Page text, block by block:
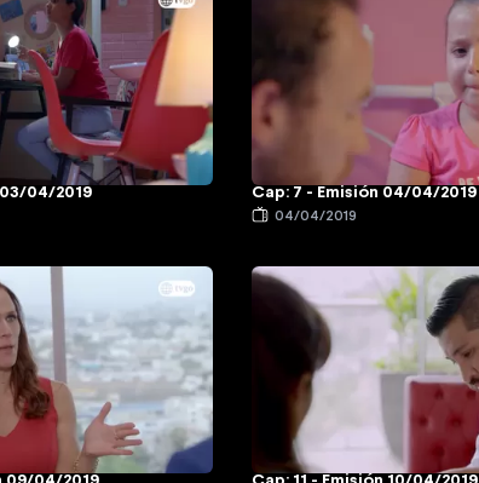
04/2019 Cap: 7 - Emisión 04/04/2019
04/04/2019